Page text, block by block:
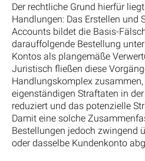
Der rechtliche Grund hierfür
Handlungen: Das Erstellen und
Accounts bildet die Basis-
darauffolgende Bestellung
Kontos als plangemäße
Juristisch fließen diese
Handlungskomplex
eigenständigen Straftaten in
reduziert und das potenzielle
Damit eine solche
Bestellungen jedoch zwingend
oder dasselbe Kundenkonto